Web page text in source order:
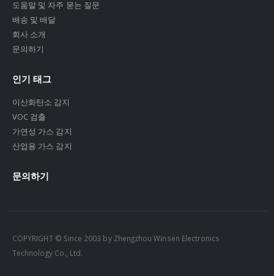
도움말 및 자주 묻는 질문
배송 및 배달
회사 소개
문의하기
인기 태그
이산화탄소 감지
VOC 검출
가연성 가스 감지
산업용 가스 감지
문의하기
COPYRIGHT © Since 2003 by Zhengzhou Winsen Electronics
Technology Co., Ltd.